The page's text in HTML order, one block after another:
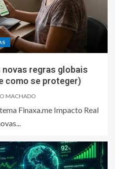
novas regras globais
como se proteger)
MACHADO
Finaxa.me Impacto Real